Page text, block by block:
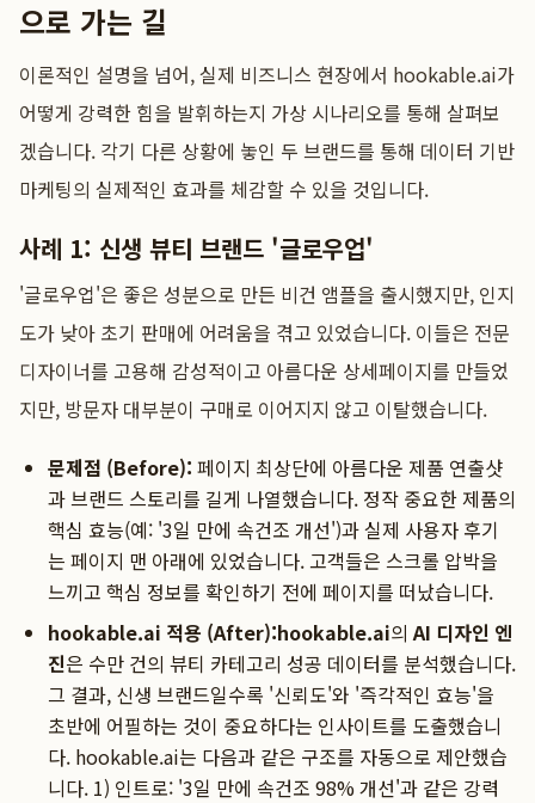
으로 가는 길
이론적인 설명을 넘어, 실제 비즈니스 현장에서 hookable.ai가
어떻게 강력한 힘을 발휘하는지 가상 시나리오를 통해 살펴보
겠습니다. 각기 다른 상황에 놓인 두 브랜드를 통해 데이터 기반
마케팅의 실제적인 효과를 체감할 수 있을 것입니다.
사례 1: 신생 뷰티 브랜드 '글로우업'
'글로우업'은 좋은 성분으로 만든 비건 앰플을 출시했지만, 인지
도가 낮아 초기 판매에 어려움을 겪고 있었습니다. 이들은 전문
디자이너를 고용해 감성적이고 아름다운 상세페이지를 만들었
지만, 방문자 대부분이 구매로 이어지지 않고 이탈했습니다.
문제점 (Before): 페이지 최상단에 아름다운 제품 연출샷
과 브랜드 스토리를 길게 나열했습니다. 정작 중요한 제품의
핵심 효능(예: '3일 만에 속건조 개선')과 실제 사용자 후기
는 페이지 맨 아래에 있었습니다. 고객들은 스크롤 압박을
느끼고 핵심 정보를 확인하기 전에 페이지를 떠났습니다.
hookable.ai 적용 (After):hookable.ai의AI 디자인 엔
진은 수만 건의 뷰티 카테고리 성공 데이터를 분석했습니다.
그 결과, 신생 브랜드일수록 '신뢰도'와 '즉각적인 효능'을
초반에 어필하는 것이 중요하다는 인사이트를 도출했습니
다. hookable.ai는 다음과 같은 구조를 자동으로 제안했습
니다. 1) 인트로: '3일 만에 속건조 98% 개선'과 같은 강력